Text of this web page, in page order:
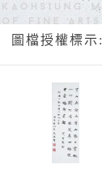
圖檔授權標示: